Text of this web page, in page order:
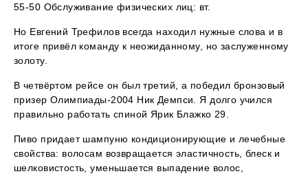
55-50 Обслуживание физических лиц: вт.
Но Евгений Трефилов всегда находил нужные слова и в
итоге привёл команду к неожиданному, но заслуженному
золоту.
В четвёртом рейсе он был третий, а победил бронзовый
призер Олимпиады-2004 Ник Демпси. Я долго учился
правильно работать спиной Ярик Блажко 29.
Пиво придает шампуню кондиционирующие и лечебные
свойства: волосам возвращается эластичность, блеск и
шелковистость, уменьшается выпадение волос,